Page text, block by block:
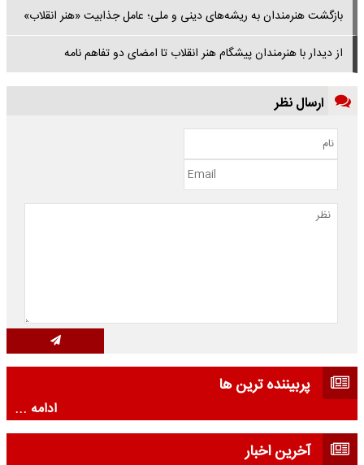
بازگشت هنرمندان به ریشه‌های دینی و ملی؛ عامل جذابیت «هنر انقلاب»
از دیدار با هنرمندان پیشگام هنر انقلاب تا امضای دو تفاهم نامه
ارسال نظر
پربیننده ترین ها
ادامه ...
آخرین اخبار